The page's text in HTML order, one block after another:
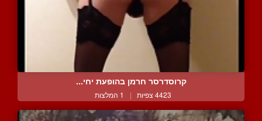
קרוסדרסר חרמן בהופעת יחי...
4423 צפיות | 1 המלצות